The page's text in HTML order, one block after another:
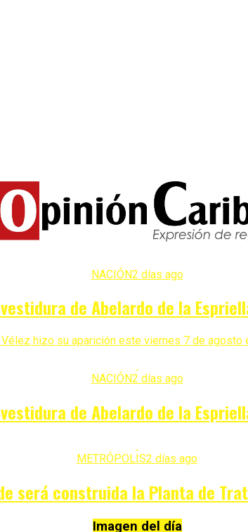
NACIÓN2 días ago
de Abelardo de la
hizo su aparición este viernes 7 de agosto
NACIÓN2 días ago
de Abelardo de la
METRÓPOLIS2 días ago
será construida la Planta de
Imagen del día